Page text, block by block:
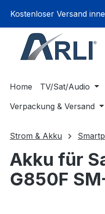
Zur
Kostenloser Versand
Home TV/Sat/Audio
Verpackung & Versand
Strom & Akku
Akku für
G850F